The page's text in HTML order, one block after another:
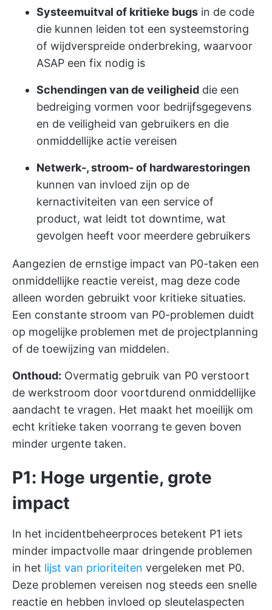
Systeemuitval of kritieke bugs in de code
die kunnen leiden tot een systeemstoring
of wijdverspreide onderbreking, waarvoor
ASAP een fix nodig is
Schendingen van de veiligheid die een
bedreiging vormen voor bedrijfsgegevens
en de veiligheid van gebruikers en die
onmiddellijke actie vereisen
Netwerk-, stroom- of hardwarestoringen
kunnen van invloed zijn op de
kernactiviteiten van een service of
product, wat leidt tot downtime, wat
gevolgen heeft voor meerdere gebruikers
Aangezien de ernstige impact van P0-taken een
onmiddellijke reactie vereist, mag deze code
alleen worden gebruikt voor kritieke situaties.
Een constante stroom van P0-problemen duidt
op mogelijke problemen met de projectplanning
of de toewijzing van middelen.
Onthoud: Overmatig gebruik van P0 verstoort
de werkstroom door voortdurend onmiddellijke
aandacht te vragen. Het maakt het moeilijk om
echt kritieke taken voorrang te geven boven
minder urgente taken.
P1: Hoge urgentie, grote
impact
In het incidentbeheerproces betekent P1 iets
minder impactvolle maar dringende problemen
in het lijst van prioriteiten vergeleken met P0.
Deze problemen vereisen nog steeds een snelle
reactie en hebben invloed op sleutelaspecten